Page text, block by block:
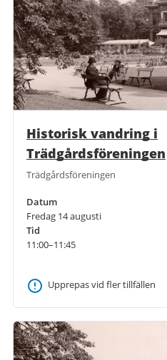
Historisk vandring i
Trädgårdsföreningen
Trädgårdsföreningen
Datum
Fredag 14 augusti
Tid
11:00–11:45
Upprepas vid fler tillfällen